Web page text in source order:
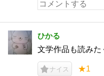
ひかる
文学作品も読み
ナイス ★1